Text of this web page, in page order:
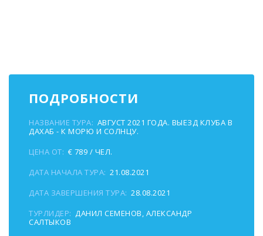
ПОДРОБНОСТИ
НАЗВАНИЕ ТУРА: АВГУСТ 2021 ГОДА. ВЫЕЗД КЛУБА В
ДАХАБ - К МОРЮ И СОЛНЦУ.
ЦЕНА ОТ: € 789 / ЧЕЛ.
ДАТА НАЧАЛА ТУРА: 21.08.2021
ДАТА ЗАВЕРШЕНИЯ ТУРА: 28.08.2021
ТУРЛИДЕР: ДАНИЛ СЕМЕНОВ, АЛЕКСАНДР
САЛТЫКОВ